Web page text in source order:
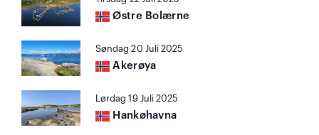
Østre Bolærne
Søndag 20 Juli 2025
Akerøya
Lørdag 19 Juli 2025
Hankøhavna